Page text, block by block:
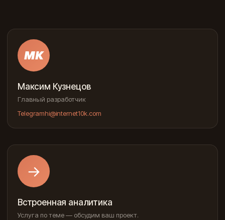
МК
Максим Кузнецов
Главный разработчик
Telegramhi@internet10k.com
→
Встроенная аналитика
Услуга по теме — обсудим ваш проект.